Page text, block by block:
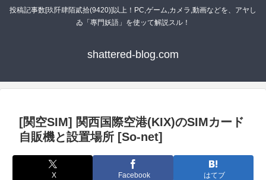
投稿記事数[玖阡肆陌貳拾(9420)]以上！PC,ゲーム,カメラ,動画などを、アヤし
ゐ「專門妖語」を使ッて解説スル！
shattered-blog.com
[関空SIM] 関西国際空港(KIX)のSIMカード
自販機と設置場所 [So-net]
X Facebook はてブ